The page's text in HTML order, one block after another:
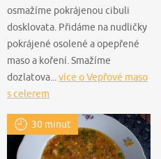
osmažíme pokrájenou cibuli
dosklovata. Přidáme na nudličky
pokrájené osolené a opepřené
maso a koření. Smažíme
dozlatova... více o Vepřové maso
s celerem
30 minut